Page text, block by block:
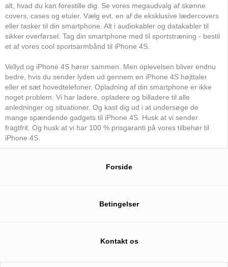
alt, hvad du kan forestille dig. Se vores megaudvalg af skønne
covers, cases og etuier. Vælg evt. en af de eksklusive lædercovers
eller tasker til din smartphone. Alt i audiokabler og datakabler til
sikker overførsel. Tag din smartphone med til sportstræning - bestil
et af vores cool sportsarmbånd til iPhone 4S.
Vellyd og iPhone 4S hører sammen. Men oplevelsen bliver endnu
bedre, hvis du sender lyden ud gennem en iPhone 4S højttaler
eller et sæt hovedtelefoner. Opladning af din smartphone er ikke
noget problem. Vi har ladere, opladere og billadere til alle
anledninger og situationer. Og kast dig ud i at undersøge de
mange spændende gadgets til iPhone 4S. Husk at vi sender
fragtfrit. Og husk at vi har 100 % prisgaranti på vores tilbehør til
iPhone 4S.
Forside
Betingelser
Kontakt os